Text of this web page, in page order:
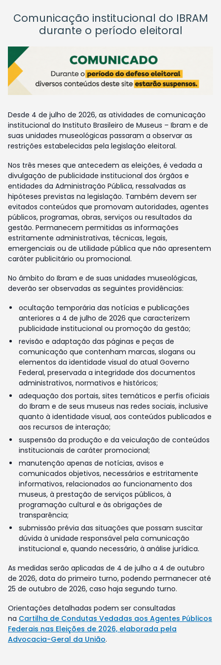
Comunicação institucional do IBRAM
durante o período eleitoral
Desde 4 de julho de 2026, as atividades de comunicação
institucional do Instituto Brasileiro de Museus – Ibram e de
suas unidades museológicas passaram a observar as
restrições estabelecidas pela legislação eleitoral.
Nos três meses que antecedem as eleições, é vedada a
divulgação de publicidade institucional dos órgãos e
entidades da Administração Pública, ressalvadas as
hipóteses previstas na legislação. Também devem ser
evitados conteúdos que promovam autoridades, agentes
públicos, programas, obras, serviços ou resultados da
gestão. Permanecem permitidas as informações
estritamente administrativas, técnicas, legais,
emergenciais ou de utilidade pública que não apresentem
caráter publicitário ou promocional.
No âmbito do Ibram e de suas unidades museológicas,
deverão ser observadas as seguintes providências:
ocultação temporária das notícias e publicações
anteriores a 4 de julho de 2026 que caracterizem
publicidade institucional ou promoção da gestão;
revisão e adaptação das páginas e peças de
comunicação que contenham marcas, slogans ou
elementos da identidade visual do atual Governo
Federal, preservada a integridade dos documentos
administrativos, normativos e históricos;
adequação dos portais, sites temáticos e perfis oficiais
do Ibram e de seus museus nas redes sociais, inclusive
quanto à identidade visual, aos conteúdos publicados e
aos recursos de interação;
suspensão da produção e da veiculação de conteúdos
institucionais de caráter promocional;
manutenção apenas de notícias, avisos e
comunicados objetivos, necessários e estritamente
informativos, relacionados ao funcionamento dos
museus, à prestação de serviços públicos, à
programação cultural e às obrigações de
transparência;
submissão prévia das situações que possam suscitar
dúvida à unidade responsável pela comunicação
institucional e, quando necessário, à análise jurídica.
As medidas serão aplicadas de 4 de julho a 4 de outubro
de 2026, data do primeiro turno, podendo permanecer até
25 de outubro de 2026, caso haja segundo turno.
Orientações detalhadas podem ser consultadas
na Cartilha de Condutas Vedadas aos Agentes Públicos
Federais nas Eleições de 2026, elaborada pela
Advocacia-Geral da União.